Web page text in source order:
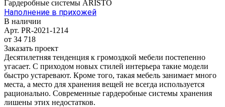
Гардеробные системы ARISTO
Наполнение в прихожей
В наличии
Арт. PR-2021-1214
от 34 718
Заказать проект
Десятилетняя тенденция к громоздкой мебели постепенно
угасает. С приходом новых стилей интерьера такие модели
быстро устаревают. Кроме того, такая мебель занимает много
места, а место для хранения вещей не всегда используется
рационально. Современные гардеробные системы хранения
лишены этих недостатков.